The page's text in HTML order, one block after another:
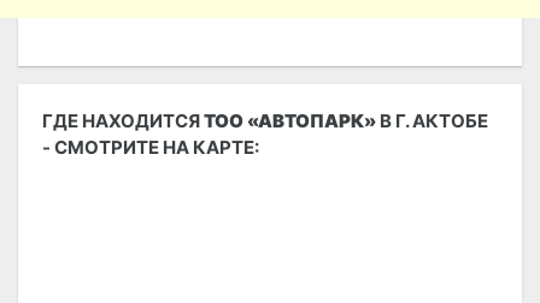
ГДЕ НАХОДИТСЯТОО «АВТОПАРК» В Г. АКТОБЕ
- СМОТРИТЕ НА КАРТЕ: